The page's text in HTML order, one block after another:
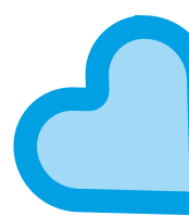
ИЖЕВСКАЯ
ГЛАВНАЯ